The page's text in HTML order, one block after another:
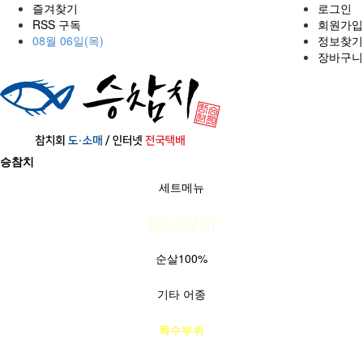
즐겨찾기
RSS 구독
08월 06일(목)
로그인
회원가입
정보찾기
장바구니
승참치
세트메뉴
참다랑어
순살100%
기타 어종
특수부위